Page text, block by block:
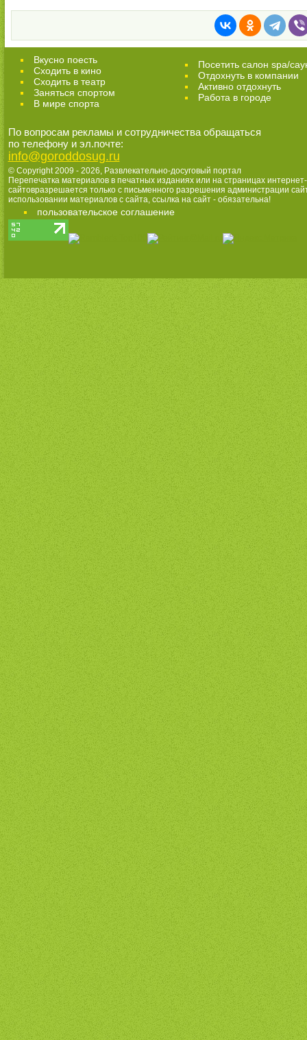
Вкусно поесть
Сходить в кино
Cходить в театр
Заняться спортом
В мире спорта
Посетить салон spa/
Отдохнуть в компании
Активно отдохнуть
Работа в городе
По вопросам рекламы и сотрудничества обращаться
по телефону и эл.почте:
info@goroddosug.ru
© Copyright 2009 - 2026, Развлекательно-досуговый портал
Перепечатка материалов в печатных изданиях или на страницах интернет-
сайтовразрешается только с письменного разрешения администрации
использовании материалов с сайта, ссылка на сайт - обязательна!
пользовательское соглашение